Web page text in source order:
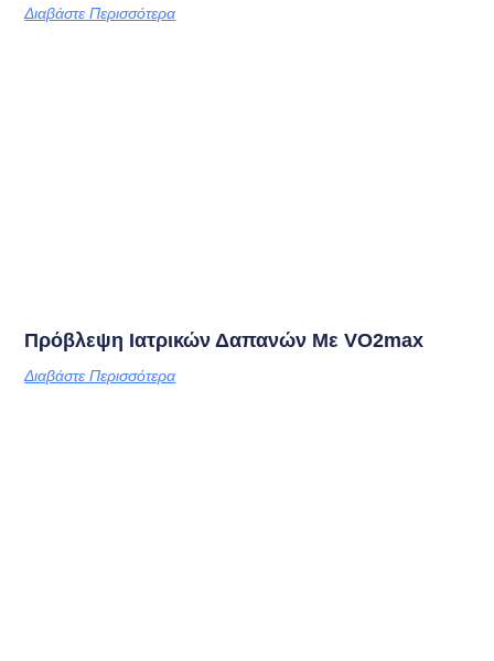
Διαβάστε Περισσότερα
Πρόβλεψη Ιατρικών Δαπανών Με VO2max
Διαβάστε Περισσότερα